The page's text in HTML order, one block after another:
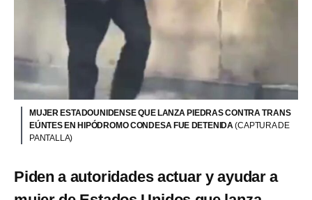
MUJER ESTADOUNIDENSE QUE LANZA PIEDRAS CONTRA TRANS
EÚNTES EN HIPÓDROMO CONDESA FUE DETENIDA(CAPTURA DE
PANTALLA)
Piden a autoridades actuar y ayudar a